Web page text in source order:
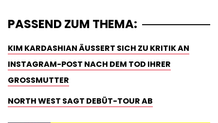
PASSEND ZUM THEMA:
KIM KARDASHIAN ÄUSSERT SICH ZU KRITIK AN I
NSTAGRAM-POST NACH DEM TOD IHRER G
ROSSMUTTER
NORTH WEST SAGT DEBÜT-TOUR AB